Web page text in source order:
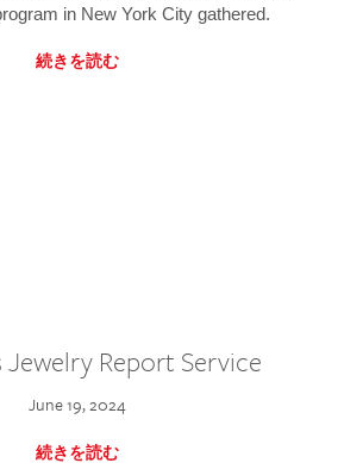
in New York City gathered.
続きを読む
Jewelry Report Service
June 19, 2024
続きを読む